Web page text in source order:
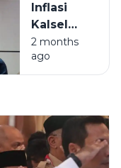
Inflasi
Kalsel
Masih
Terkendali,
Beras Jadi
2 months
ago